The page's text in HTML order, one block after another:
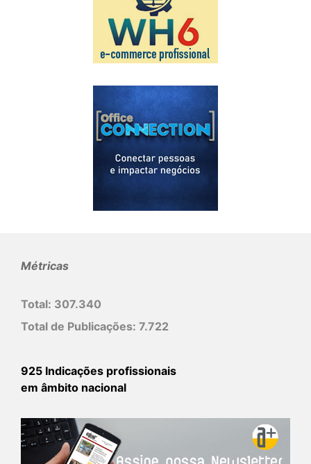
Métricas
Total: 307.340
Total de Publicações: 7.722
925 Indicações profissionais
em âmbito nacional